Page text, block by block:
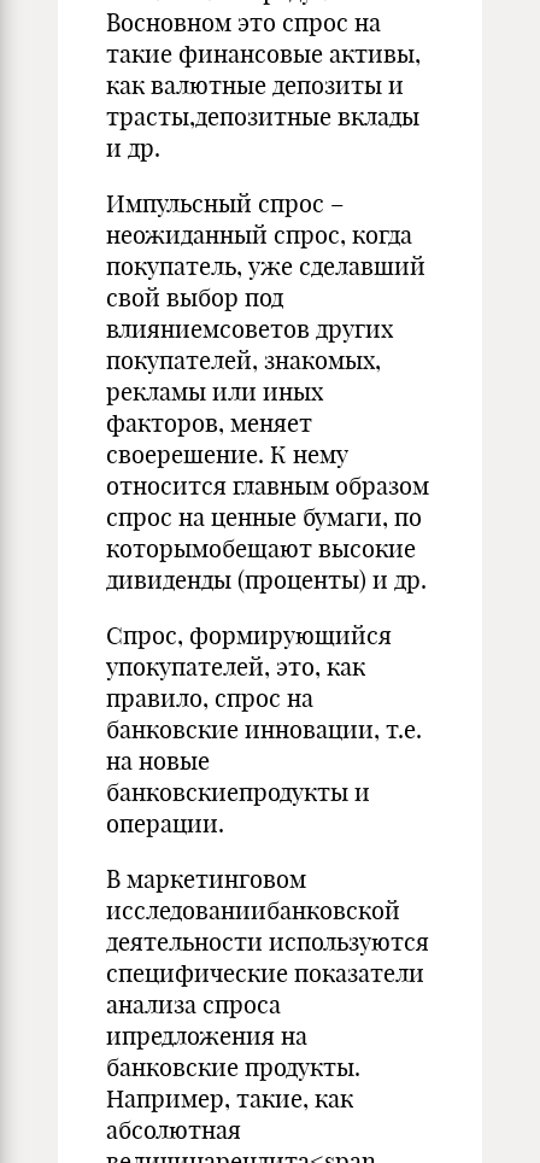
Восновном это спрос на
такие финансовые активы,
как валютные депозиты и
трасты,депозитные вклады
и др.
Импульсный спрос –
неожиданный спрос, когда
покупатель, уже сделавший
свой выбор под
влияниемсоветов других
покупателей, знакомых,
рекламы или иных
факторов, меняет
своерешение. К нему
относится главным образом
спрос на ценные бумаги, по
которымобещают высокие
дивиденды (проценты) и др.
Спрос, формирующийся
упокупателей, это, как
правило, спрос на
банковские инновации, т.е.
на новые
банковскиепродукты и
операции.
В маркетинговом
исследованиибанковской
деятельности используются
специфические показатели
анализа спроса
ипредложения на
банковские продукты.
Например, такие, как
абсолютная